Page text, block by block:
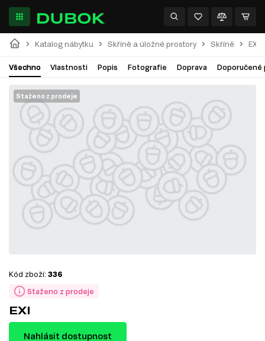
Katalog nábytku Skříně a úložné prostory Skříně EXI
Všechno Vlastnosti Popis Fotografie Doprava Doporučené
Staženo z prodeje
Staženo z prodeje
Kód zboží: 336
EXI
Nahlásit dostupnost